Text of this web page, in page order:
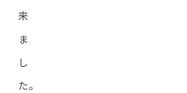
来
ま
し
た。